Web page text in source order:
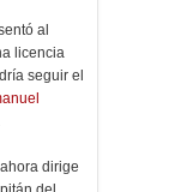
al
licencia
seguir el
dirige